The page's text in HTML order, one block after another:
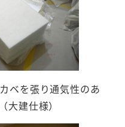
ベを張り通気性のあ
大建仕様）